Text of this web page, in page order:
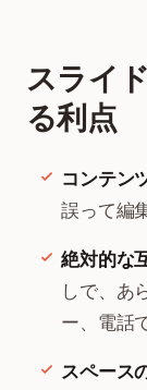
スライ
る利点
コンテン
誤って編
絶対的な
しで、あ
ー、電話
スペース